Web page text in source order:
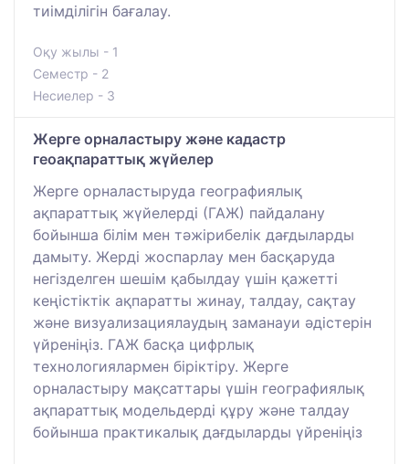
тиімділігін бағалау.
Оқу жылы - 1
Семестр - 2
Несиелер - 3
Жерге орналастыру және кадастр
геоақпараттық жүйелер
Жерге орналастыруда географиялық
ақпараттық жүйелерді (ГАЖ) пайдалану
бойынша білім мен тәжірибелік дағдыларды
дамыту. Жерді жоспарлау мен басқаруда
негізделген шешім қабылдау үшін қажетті
кеңістіктік ақпаратты жинау, талдау, сақтау
және визуализациялаудың заманауи әдістерін
үйреніңіз. ГАЖ басқа цифрлық
технологиялармен біріктіру. Жерге
орналастыру мақсаттары үшін географиялық
ақпараттық модельдерді құру және талдау
бойынша практикалық дағдыларды үйреніңіз